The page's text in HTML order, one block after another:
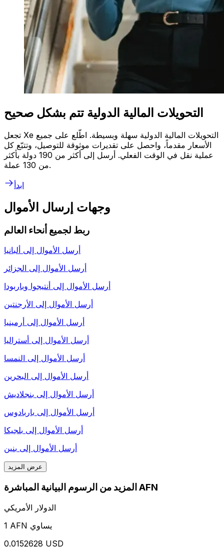
التحويلات المالية الدولية تتم بشكل صحيح
تجعل Xe التحويلات المالية الدولية سهلة وبسيطة. اطّلع على جميع
الأسعار مقدماً، واحصل على تقديرات موثوقة للتوصيل، وتتبّع كل
عملية نقل في الوقت الفعلي. أرسل إلى أكثر من 190 دولة بأكثر
من 130 عملة.
ابدأ
وجهات إرسال الأموال
ربط لجميع أنحاء العالم
أرسل الأموال إلى ألبانيا
أرسل الأموال إلى الجزائر
أرسل الأموال إلى أنتيجوا وباربودا
أرسل الأموال إلى الأرجنتين
أرسل الأموال إلى أرمينيا
أرسل الأموال إلى أستراليا
أرسل الأموال إلى النمسا
أرسل الأموال إلى البحرين
أرسل الأموال إلى بنجلاديش
أرسل الأموال إلى باربادوس
أرسل الأموال إلى بلجيكا
أرسل الأموال إلى بنين
عرض المزيد
المزيد من الرسوم البيانية المباشرة AFN
الدولار الأمريكي
1 AFN يساوي
0.0152628 USD